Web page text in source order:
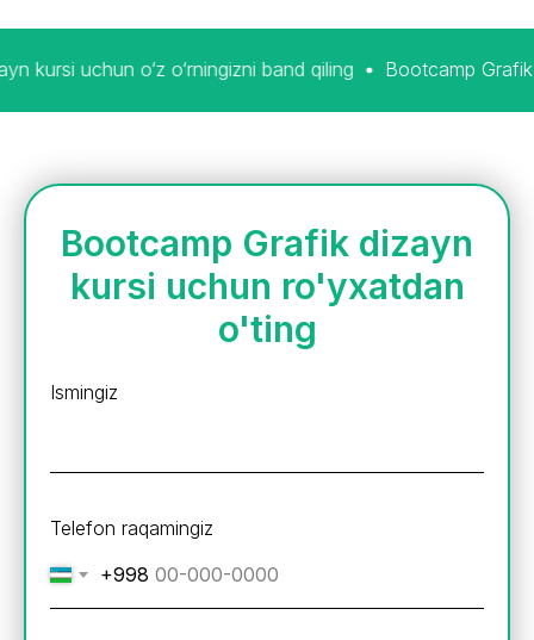
o‘z o‘rningizni band qiling Bootcamp Grafik dizayn
Bootcamp Grafik dizayn
kursi uchun ro'yxatdan
o'ting
Ismingiz
Telefon raqamingiz
+998